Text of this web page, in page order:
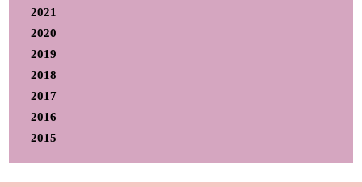
2021
2020
2019
2018
2017
2016
2015